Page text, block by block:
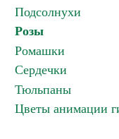
Подсолнухи
Розы
Ромашки
Сердечки
Тюльпаны
Цветы анимации